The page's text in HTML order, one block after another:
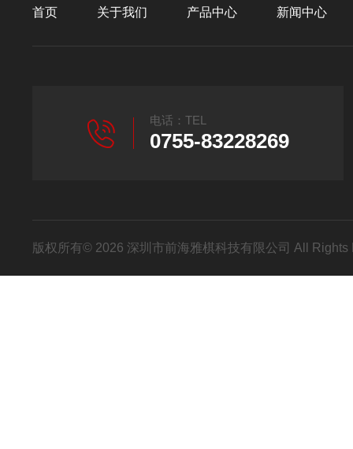
首页 关于我们 产品中心 新闻中心
电话：TEL
0755-83228269
版权所有© 2026 深圳市前海雅棋科技有限公司 All